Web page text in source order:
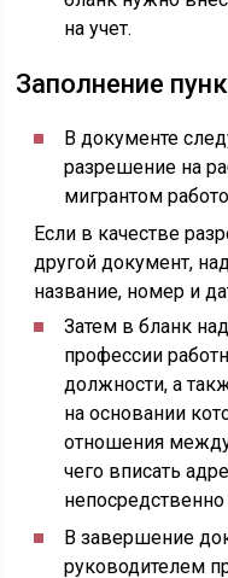
на учет.
Заполнение
В документе
разрешение на
мигрантом
Если в качестве
другой документ,
название, номер и
Затем в бланк
профессии
должности, а
на основании
отношения
чего вписать
непосредственно
В завершение
руководителем